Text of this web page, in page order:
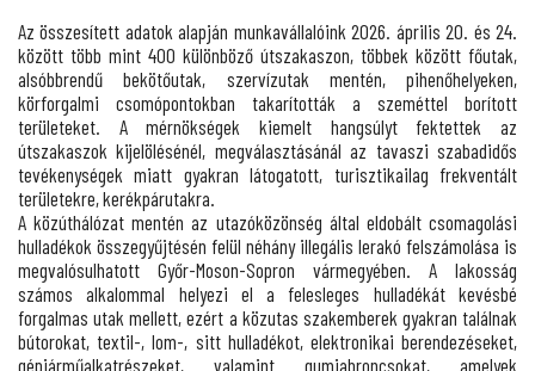
Az összesített adatok alapján munkavállalóink 2026. április 20. és 24.
között több mint 400 különböző útszakaszon, többek között főutak,
alsóbbrendű bekötőutak, szervízutak mentén, pihenőhelyeken,
körforgalmi csomópontokban takarították a szeméttel borított
területeket. A mérnökségek kiemelt hangsúlyt fektettek az
útszakaszok kijelölésénél, megválasztásánál az tavaszi szabadidős
tevékenységek miatt gyakran látogatott, turisztikailag frekventált
területekre, kerékpárutakra.
A közúthálózat mentén az utazóközönség által eldobált csomagolási
hulladékok összegyűjtésén felül néhány illegális lerakó felszámolása is
megvalósulhatott Győr-Moson-Sopron vármegyében. A lakosság
számos alkalommal helyezi el a felesleges hulladékát kevésbé
forgalmas utak mellett, ezért a közutas szakemberek gyakran találnak
bútorokat, textil-, lom-, sitt hulladékot, elektronikai berendezéseket,
gépjárműalkatrészeket, valamint gumiabroncsokat, amelyek